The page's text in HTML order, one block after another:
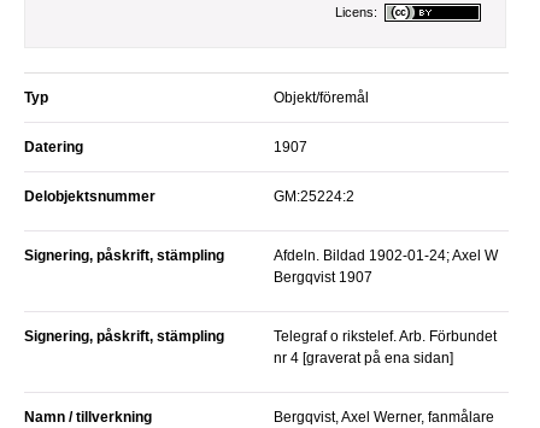
Licens:
Typ Objekt/föremål
Datering 1907
Delobjektsnummer GM:25224:2
Signering, påskrift, stämpling
Afdeln. Bildad 1902-01-24; Axel W
Bergqvist 1907
Signering, påskrift, stämpling
Telegraf o rikstelef. Arb. Förbundet
nr 4 [graverat på ena sidan]
Namn / tillverkning
Bergqvist, Axel Werner, fanmålare